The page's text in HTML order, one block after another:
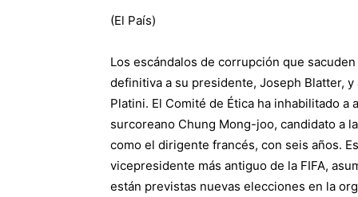
(El País)
Los escándalos de corrupción que
definitiva a su presidente, Joseph Blatter,
Platini. El Comité de Ética ha inhabilitado
surcoreano Chung Mong-joo, candidato a
como el dirigente francés, con seis años.
vicepresidente más antiguo de la FIFA,
están previstas nuevas elecciones en la